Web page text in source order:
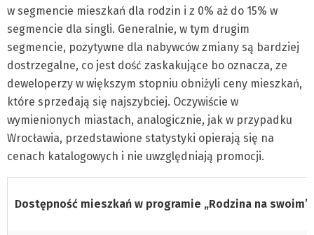
w segmencie mieszkań dla rodzin i z 0% aż do 15% w
segmencie dla singli. Generalnie, w tym drugim
segmencie, pozytywne dla nabywców zmiany są bardziej
dostrzegalne, co jest dość zaskakujące bo oznacza, ze
deweloperzy w większym stopniu obniżyli ceny mieszkań,
które sprzedają się najszybciej. Oczywiście w
wymienionych miastach, analogicznie, jak w przypadku
Wrocławia, przedstawione statystyki opierają się na
cenach katalogowych i nie uwzględniają promocji.
Dostępność mieszkań w programie „Rodzina na swoim”